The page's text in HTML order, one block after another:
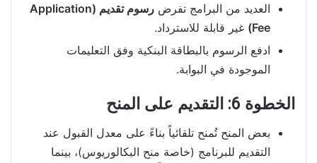
العديد من البرامج تفرض
رسوم تقديم (Application
Fee) غير قابلة للاسترداد.
ادفع الرسوم بالبطاقة البنكية وفق التعليمات
الموجودة في البوابة.
الخطوة 6: التقديم على المنح
بعض المنح تُمنح تلقائياً بناءً على معدل القبول عند
التقديم للبرنامج (خاصة منح البكالوريوس)، بينما